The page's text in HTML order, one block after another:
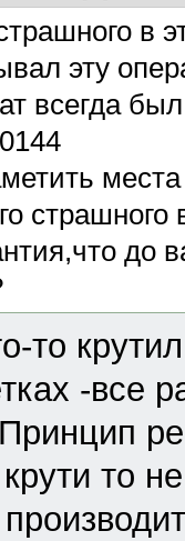
в
эту
всегда
страшного
до
то
-все
то